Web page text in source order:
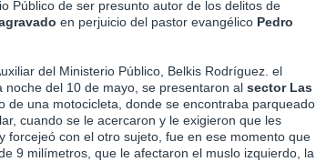
Público de ser presunto autor de los delitos de
en perjuicio del pastor evangélico Pedro
del Ministerio Público, Belkis Rodríguez. el
del 10 de mayo, se presentaron al sector Las
de una motocicleta, donde se encontraba parqueado
cuando se le acercaron y le exigieron que les
con el otro sujeto, fue en ese momento que
9 milímetros, que le afectaron el muslo izquierdo, la